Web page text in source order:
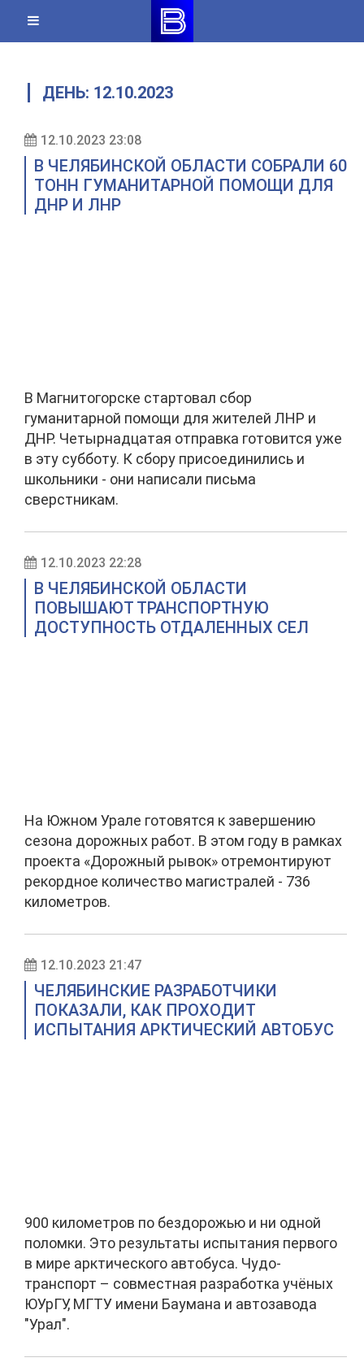
content
ДЕНЬ: 12.10.2023
12.10.2023 23:08
В ЧЕЛЯБИНСКОЙ ОБЛАСТИ СОБРАЛИ 60
ТОНН ГУМАНИТАРНОЙ ПОМОЩИ ДЛЯ
ДНР И ЛНР
В Магнитогорске стартовал сбор
гуманитарной помощи для жителей ЛНР и
ДНР. Четырнадцатая отправка готовится уже
в эту субботу. К сбору присоединились и
школьники - они написали письма
сверстникам.
12.10.2023 22:28
В ЧЕЛЯБИНСКОЙ ОБЛАСТИ
ПОВЫШАЮТ ТРАНСПОРТНУЮ
ДОСТУПНОСТЬ ОТДАЛЕННЫХ СЕЛ
На Южном Урале готовятся к завершению
сезона дорожных работ. В этом году в рамках
проекта «Дорожный рывок» отремонтируют
рекордное количество магистралей - 736
километров.
12.10.2023 21:47
ЧЕЛЯБИНСКИЕ РАЗРАБОТЧИКИ
ПОКАЗАЛИ, КАК ПРОХОДИТ
ИСПЫТАНИЯ АРКТИЧЕСКИЙ АВТОБУС
900 километров по бездорожью и ни одной
поломки. Это результаты испытания первого
в мире арктического автобуса. Чудо-
транспорт – совместная разработка учёных
ЮУрГУ, МГТУ имени Баумана и автозавода
"Урал".